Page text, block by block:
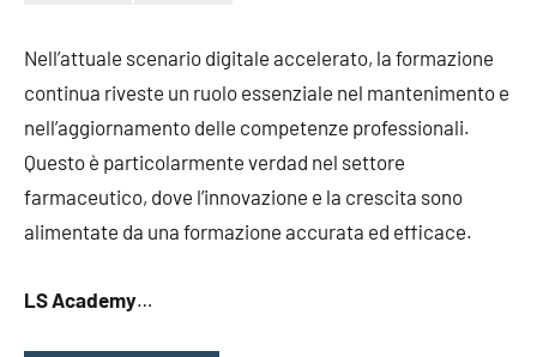
Nell’attuale scenario digitale accelerato, la formazione
continua riveste un ruolo essenziale nel mantenimento e
nell’aggiornamento delle competenze professionali.
Questo è particolarmente verdad nel settore
farmaceutico, dove l’innovazione e la crescita sono
alimentate da una formazione accurata ed efficace.
LS Academy…